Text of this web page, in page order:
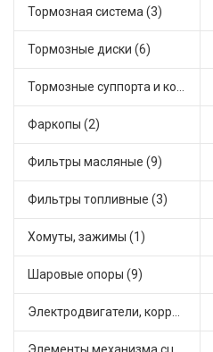
Тормозная система (3)
Тормозные диски (6)
Тормозные суппорта и комплектующие (4)
Фаркопы (2)
Фильтры масляные (9)
Фильтры топливные (3)
Хомуты, зажимы (1)
Шаровые опоры (9)
Электродвигатели, корректоры и приводы автомобильн (7)